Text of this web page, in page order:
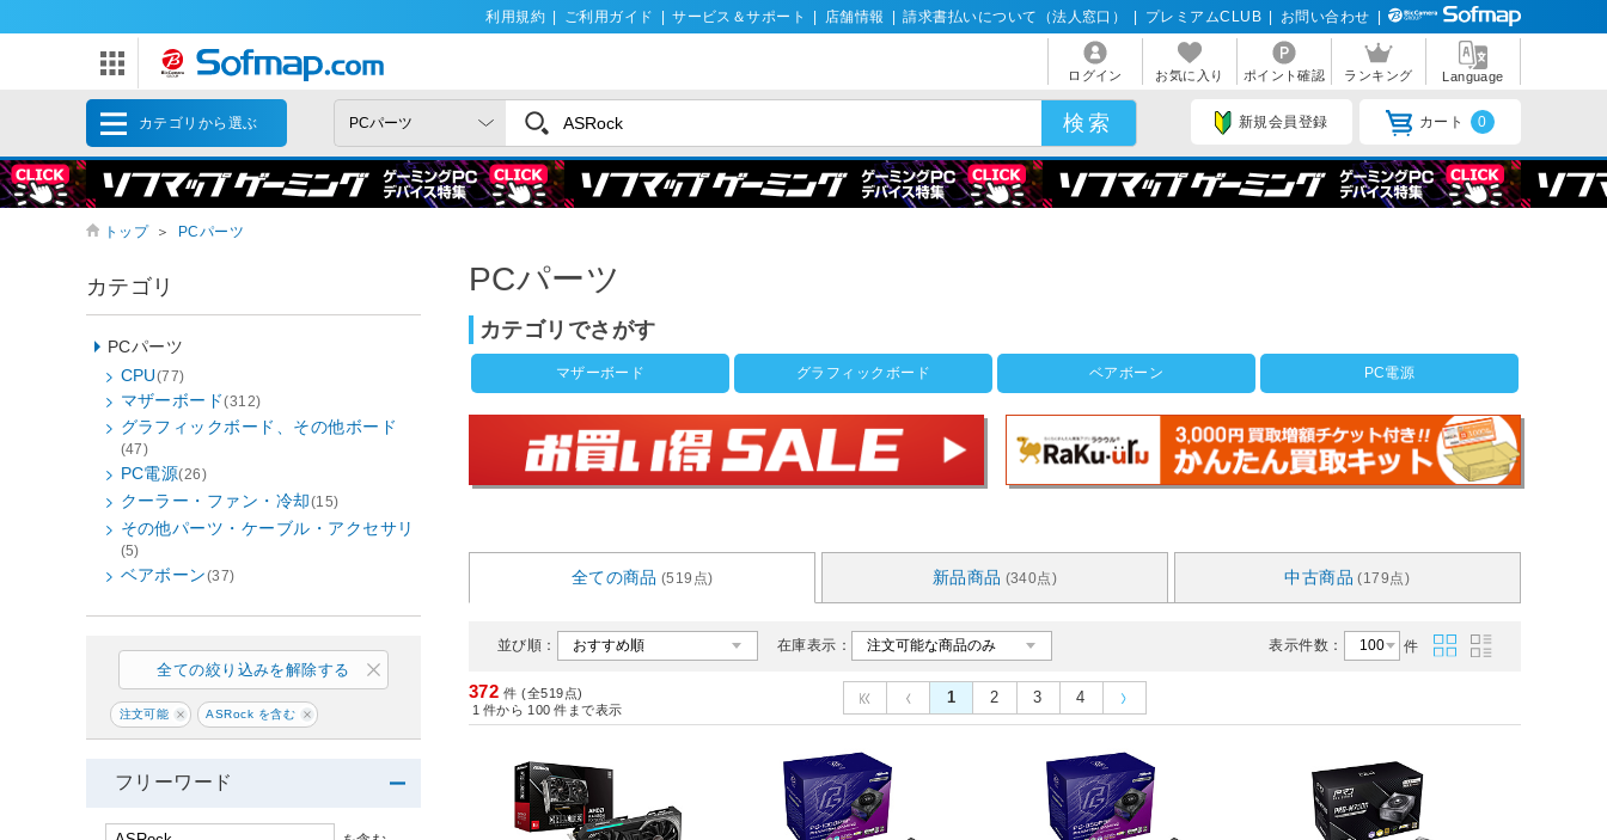
利用規約 ご利用ガイド サービス＆サポート 店舗情報 請求書払いについて（法人窓口） プレミアムCLUB お問い合わせ
ログイン お気に入り ポイント確認 ランキング Language
カテゴリから選ぶ 新規会員登録 カート 0
トップ ＞ PCパーツ
PCパーツ
カテゴリでさがす
マザーボード グラフィックボード ベアボーン PC電源
全ての商品 (519点) 新品商品 (340点) 中古商品 (179点)
並び順： 在庫表示： 表示件数： 件
372 件 (全519点)
1 件から 100 件まで表示
1 2 3 4
カテゴリ
PCパーツ
CPU(77)
マザーボード(312)
グラフィックボード、その他ボード
(47)
PC電源(26)
クーラー・ファン・冷却(15)
その他パーツ・ケーブル・アクセサリ
(5)
ベアボーン(37)
全ての絞り込みを解除する
注文可能 ASRock を含む
フリーワード